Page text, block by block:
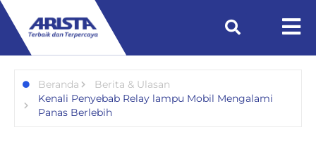
Beranda
Berita & Ulasan
Kenali Penyebab Relay lampu Mobil Mengalami
Panas Berlebih